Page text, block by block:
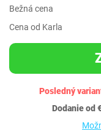
Bežná cena
Cena od Karla
Posledný
Dodanie od